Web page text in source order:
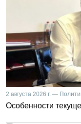
2 августа 2026 г. —
Особенности